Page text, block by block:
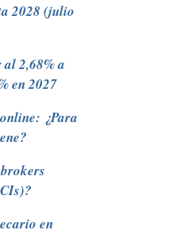
2028 (julio
2,68% a
en 2027
¿Para
en